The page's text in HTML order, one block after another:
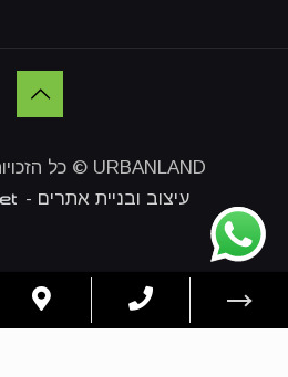
URBANLAND © כל הזכויות שמורות, 2023
עיצוב ובניית אתרים -